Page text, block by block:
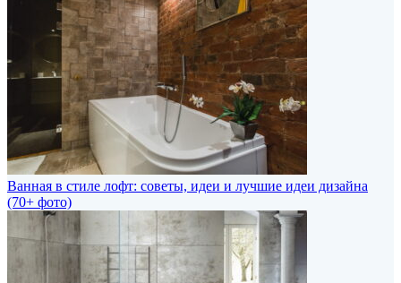
Ванная в стиле лофт: советы, идеи и лучшие идеи дизайна
(70+ фото)